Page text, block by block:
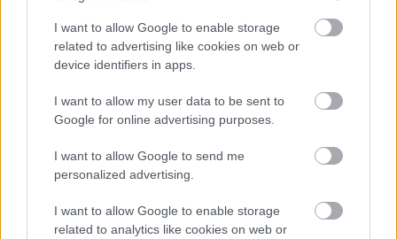
I want to allow Google to enable storage
related to advertising like cookies on web or
device identifiers in apps.
I want to allow my user data to be sent to
Google for online advertising purposes.
I want to allow Google to send me
personalized advertising.
I want to allow Google to enable storage
related to analytics like cookies on web or
NB III: Hetet vágott a Kaposvár és a Gyula, gólgazdag
döntetlent játszott az Újpest II
Az NB III 2026-2027-es idényének 3. fordulójában a szombati
2026.08.08.